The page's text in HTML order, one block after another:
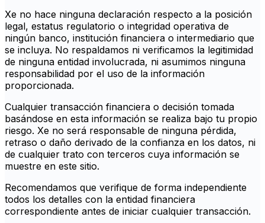
Xe no hace ninguna declaración respecto a la posición
legal, estatus regulatorio o integridad operativa de
ningún banco, institución financiera o intermediario que
se incluya. No respaldamos ni verificamos la legitimidad
de ninguna entidad involucrada, ni asumimos ninguna
responsabilidad por el uso de la información
proporcionada.
Cualquier transacción financiera o decisión tomada
basándose en esta información se realiza bajo tu propio
riesgo. Xe no será responsable de ninguna pérdida,
retraso o daño derivado de la confianza en los datos, ni
de cualquier trato con terceros cuya información se
muestre en este sitio.
Recomendamos que verifique de forma independiente
todos los detalles con la entidad financiera
correspondiente antes de iniciar cualquier transacción.